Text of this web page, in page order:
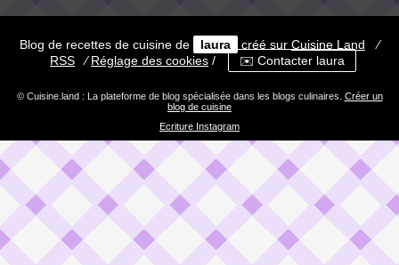
Blog de recettes de cuisine de laura créé sur Cuisine Land
⁄
RSS
⁄Réglage des cookies / ✉️ Contacter laura
© Cuisine.land : La plateforme de blog spécialisée dans les blogs culinaires. Créer un
blog de cuisine
Ecriture Instagram